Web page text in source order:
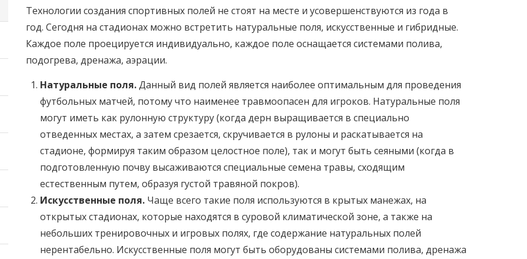
Технологии создания спортивных полей не стоят на месте и усовершенствуются из года в
год. Сегодня на стадионах можно встретить натуральные поля, искусственные и гибридные.
Каждое поле проецируется индивидуально, каждое поле оснащается системами полива,
подогрева, дренажа, аэрации.
Натуральные поля.Данный вид полей является наиболее оптимальным для проведения
футбольных матчей, потому что наименее травмоопасен для игроков. Натуральные поля
могут иметь как рулонную структуру (когда дерн выращивается в специально
отведенных местах, а затем срезается, скручивается в рулоны и раскатывается на
стадионе, формируя таким образом целостное поле), так и могут быть сеяными (когда в
подготовленную почву высаживаются специальные семена травы, сходящим
естественным путем, образуя густой травяной покров).
Искусственные поля. Чаще всего такие поля используются в крытых манежах, на
открытых стадионах, которые находятся в суровой климатической зоне, а также на
небольших тренировочных и игровых полях, где содержание натуральных полей
нерентабельно. Искусственные поля могут быть оборудованы системами полива, дренажа